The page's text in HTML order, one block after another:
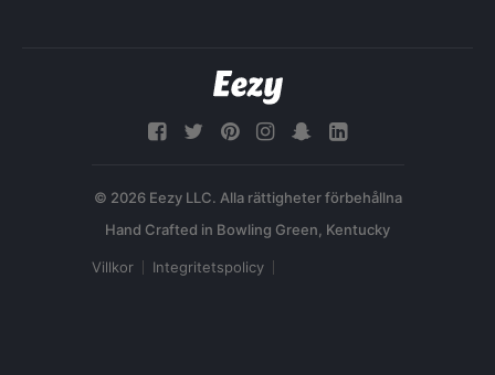
© 2026 Eezy LLC. Alla rättigheter förbehållna
Villkor Integritetspolicy